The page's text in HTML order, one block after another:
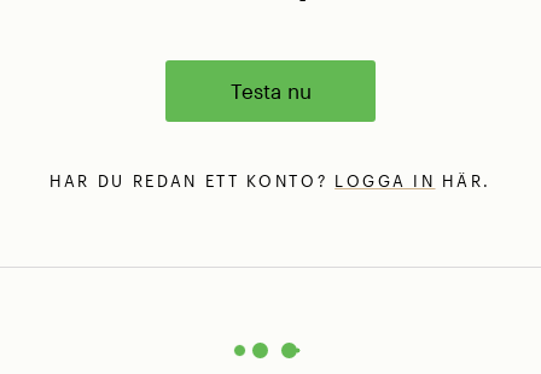
Testa nu
HAR DU REDAN ETT KONTO? LOGGA IN HÄR.